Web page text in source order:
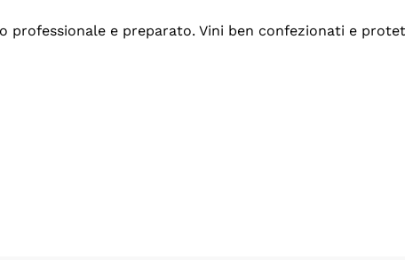
professionale e preparato. Vini ben confezionati e